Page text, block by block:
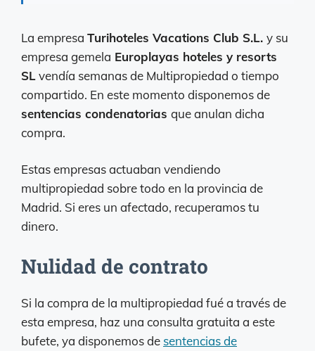
La empresa Turihoteles Vacations Club S.L. y su
empresa gemela Europlayas hoteles y resorts
SLvendía semanas de Multipropiedad o tiempo
compartido. En este momento disponemos de
sentencias condenatorias que anulan dicha
compra.
Estas empresas actuaban vendiendo
multipropiedad sobre todo en la provincia de
Madrid. Si eres un afectado, recuperamos tu
dinero.
Nulidad de contrato
Si la compra de la multipropiedad fué a través de
esta empresa, haz una consulta gratuita a este
bufete, ya disponemos de sentencias de